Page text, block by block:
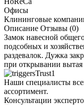
Офисы
Клининговые
Описание Отзывы (0)
Замок навесной
подсобных и
раздевалок. Дужка
при открывании
Наши специалисты
ассортимент.
Консультации